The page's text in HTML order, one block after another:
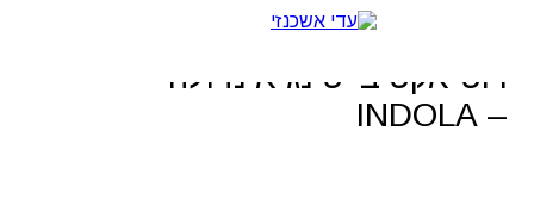
אמפולות לטיפול בנשירה
רוט אקטיבייטינג אינדולה
– INDOLA